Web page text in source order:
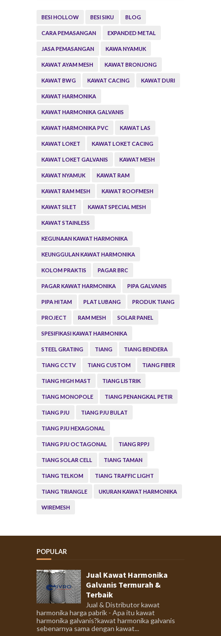
BESI HOLLOW BESI SIKU BLOG
CARA PEMASANGAN EXPANDED METAL
JASA PEMASANGAN KAWA NYAMUK
KAWAT AYAM MESH KAWAT BRONJONG
KAWAT BWG KAWAT CACING KAWAT DURI
KAWAT HARMONIKA
KAWAT HARMONIKA GALVANIS
KAWAT HARMONIKA PVC KAWAT LAS
KAWAT LOKET KAWAT LOKET CACING
KAWAT LOKET GALVANIS KAWAT MESH
KAWAT NYAMUK KAWAT RAM
KAWAT RAM MESH KAWAT ROOFMESH
KAWAT SILET KAWAT SPECIAL MESH
KAWAT STAINLESS
KEGUNAAN KAWAT HARMONIKA
KEUNGGULAN KAWAT HARMONIKA
KOLOM PRAKTIS PAGAR BRC
PAGAR KAWAT HARMONIKA PIPA GALVANIS
PIPA HITAM PLAT LUBANG PRODUK TIANG
PROJECT RAM MESH SOLAR PANEL
SPESIFIKASI KAWAT HARMONIKA
STEEL GRATING TIANG TIANG BENDERA
TIANG CCTV TIANG CUSTOM TIANG FIBER
TIANG HIGH MAST TIANG LISTRIK
TIANG MONOPOLE TIANG PENANGKAL PETIR
TIANG PJU TIANG PJU BULAT
TIANG PJU HEXAGONAL
TIANG PJU OCTAGONAL TIANG RPPJ
TIANG SOLAR CELL TIANG TAMAN
TIANG TELKOM TIANG TRAFFIC LIGHT
TIANG TRIANGLE UKURAN KAWAT HARMONIKA
WIREMESH
POPULAR
Jual Kawat Harmonika
Galvanis Termurah &
Terbaik
Jual & Distributor kawat
harmonika harga pabrik - Apa itu kawat
harmonika galvanis?kawat harmonika galvanis
sebenarnya sama dengan kawat...